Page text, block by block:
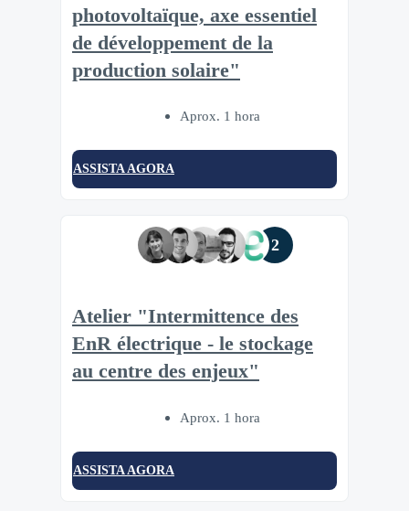
photovoltaïque, axe essentiel
de développement de la
production solaire"
Aprox. 1 hora
ASSISTA AGORA
2
Atelier "Intermittence des
EnR électrique - le stockage
au centre des enjeux"
Aprox. 1 hora
ASSISTA AGORA